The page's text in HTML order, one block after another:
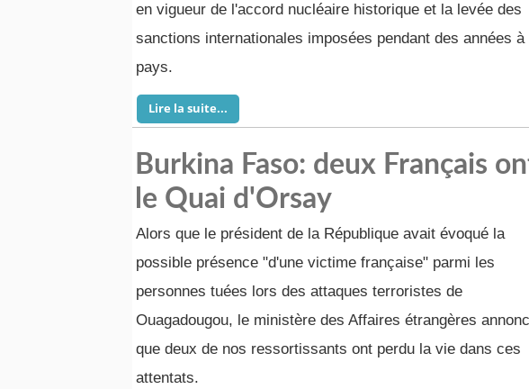
en vigueur de l'accord nucléaire historique et la levée des
sanctions internationales imposées pendant des années à
pays.
Lire la suite...
Burkina Faso: deux Français
le Quai d'Orsay
Alors que le président de la République avait évoqué la
possible présence "d'une victime française" parmi les
personnes tuées lors des attaques terroristes de
Ouagadougou, le ministère des Affaires étrangères
que deux de nos ressortissants ont perdu la vie dans ces
attentats.